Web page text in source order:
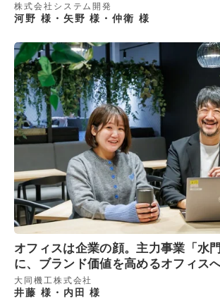
株式会社システム開発
河野 様・矢野 様・仲衛 様
オフィスは企業の顔。主力事業「水
に、ブランド価値を高めるオフィスへ
大同機工株式会社
井藤 様・内田 様